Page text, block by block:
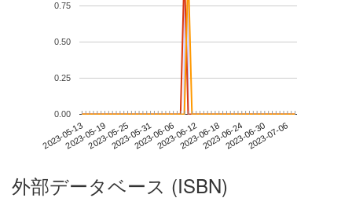
2023-05-132023-05-192023-05-252023-05-312023-06-062023-06-122023-06-182023-06-242023-06-302023-07-06
0.00
0.25
0.50
0.75
外部データベース (ISBN)